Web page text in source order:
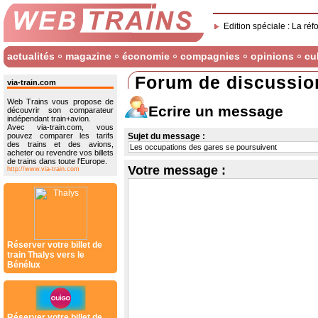
Edition spéciale : La
actualités magazine économie compagnies opinions
via-train.com
Web Trains vous propose de
découvrir son comparateur
indépendant train+avion.
Avec via-train.com, vous
pouvez comparer les tarifs
des trains et des avions,
acheter ou revendre vos billets
de trains dans toute l'Europe.
http://www.via-train.com
Réserver votre billet de
train Thalys vers le
Bénélux
Forum de
Ecrire un message
Sujet du message :
Votre message :